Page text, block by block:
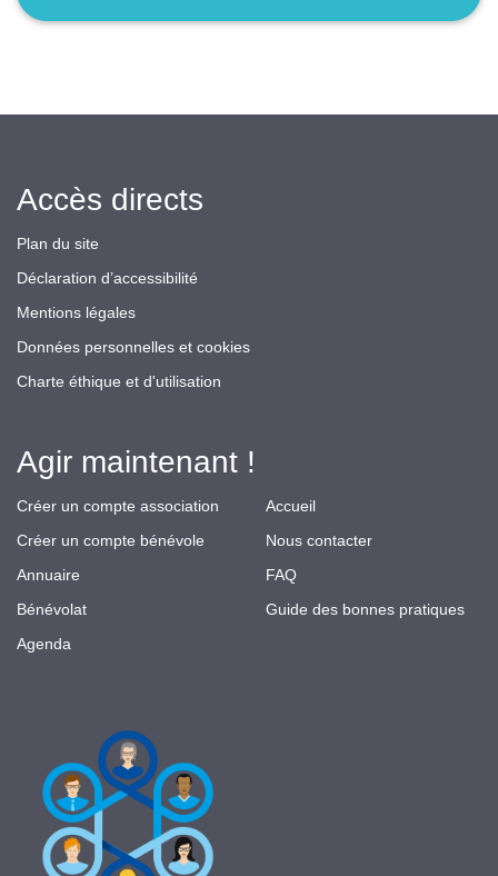
Accès directs
Plan du site
Déclaration d’accessibilité
Mentions légales
Données personnelles et cookies
Charte éthique et d'utilisation
Agir maintenant !
Créer un compte association
Créer un compte bénévole
Annuaire
Bénévolat
Agenda
Accueil
Nous contacter
FAQ
Guide des bonnes pratiques